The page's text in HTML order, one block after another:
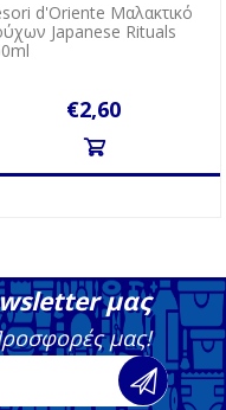
d'Oriente Μαλακτικό
Japanese Rituals
€2,60
μας
μας!